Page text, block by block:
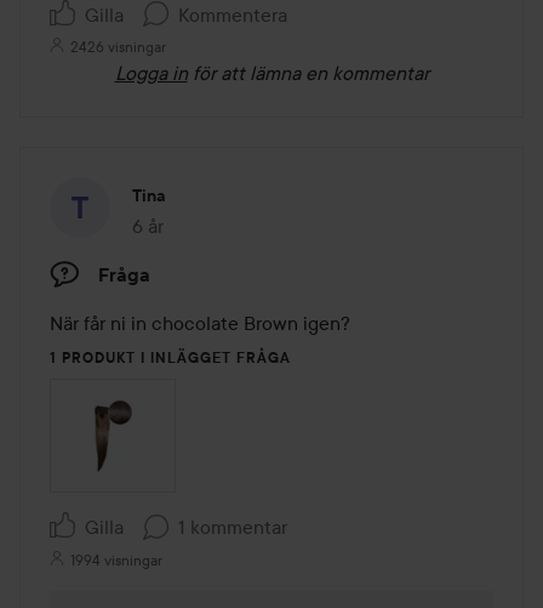
Gilla Kommentera
2426 visningar
Logga in för att lämna en kommentar
Tina
6 år
Inlägget skapades 6 år
Fråga
När får ni in chocolate Brown igen?
1 PRODUKT I INLÄGGET FRÅGA
Gilla 1 kommentar
1994 visningar